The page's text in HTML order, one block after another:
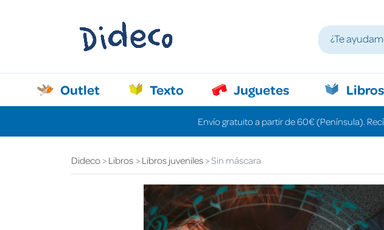
Outlet Texto Juguetes Libros
Envío gratuito a partir de 60€ (Península).
Dideco Libros Libros juveniles Sin máscara